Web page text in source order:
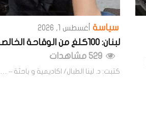
سياسة أغسطس 1, 2026
لبنان: 100كلغ من الوقاحة الخالصة
كتبت: د. لينا الطبال/ اكاديمية و باحثة – …